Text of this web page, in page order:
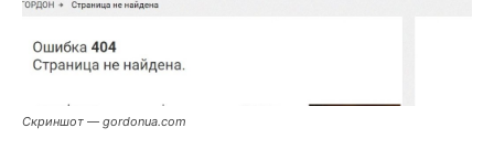
Скриншот — gordonua.com